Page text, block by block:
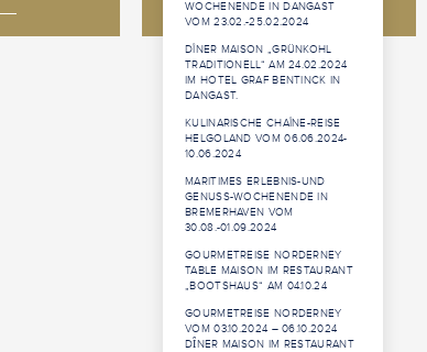
WOCHENENDE IN DANGAST
VOM 23.02.-25.02.2024
DÎNER MAISON „GRÜNKOHL
TRADITIONELL“ AM 24.02.2024
IM HOTEL GRAF BENTINCK IN
DANGAST.
KULINARISCHE CHAÎNE-REISE
HELGOLAND VOM 06.06.2024-
10.06.2024
MARITIMES ERLEBNIS-UND
GENUSS-WOCHENENDE IN
BREMERHAVEN VOM
30.08.-01.09.2024
GOURMETREISE NORDERNEY
TABLE MAISON IM RESTAURANT
„BOOTSHAUS“ AM 04.10.24
GOURMETREISE NORDERNEY
VOM 03.10.2024 – 06.10.2024
DȊNER MAISON IM RESTAURANT